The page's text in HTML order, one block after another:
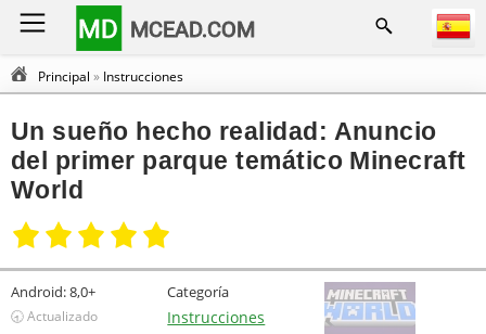
MD MCEAD.COM
Principal » Instrucciones
Un sueño hecho realidad: Anuncio
del primer parque temático Minecraft
World
Android:8,0+
🕣 Actualizado
Categoría
Instrucciones